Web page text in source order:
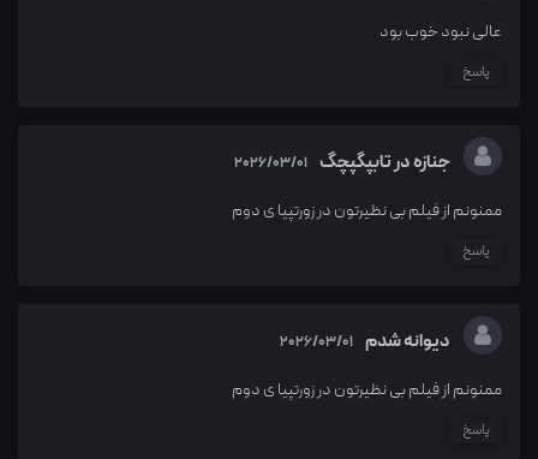
عالی نبود خوب بود
پاسخ
جنازه در تابپگپچگ 2026/03/01
ممنونم از فیلم بی نظیرتون در زورتپیا ی دوم
پاسخ
دیوانه شدم 2026/03/01
ممنونم از فیلم بی نظیرتون در زورتپیا ی دوم
پاسخ